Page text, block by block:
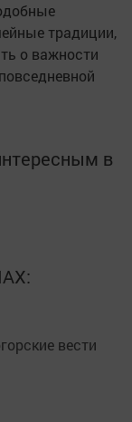
традиции,
о важности
в
вести